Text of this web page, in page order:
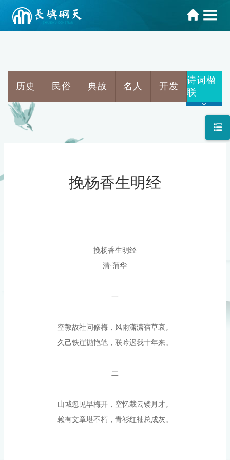
历史 民俗 典故 名人 开发
诗词楹
联
挽杨香生明经
挽杨香生明经
清·蒲华
一
空教故社问修梅，风雨潇潇宿草哀。
久己铁崖抛艳笔，联吟迟我十年来。
二
山城忽见早梅开，空忆裁云镂月才。
赖有文章堪不朽，青衫红袖总成灰。